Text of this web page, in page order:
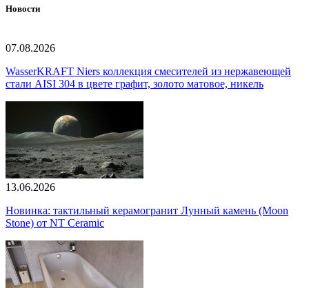
Новости
07.08.2026
WasserKRAFT Niers коллекция смесителей из нержавеющей
стали AISI 304 в цвете графит, золото матовое, никель
13.06.2026
Новинка: тактильный керамогранит Лунный камень (Moon
Stone) от NT Ceramic